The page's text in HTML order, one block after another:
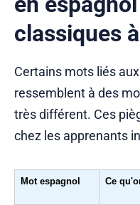
classiques
Certains mots liés
ressemblent à des
très différent. Ces
chez les apprenants
Mot espagnol Ce